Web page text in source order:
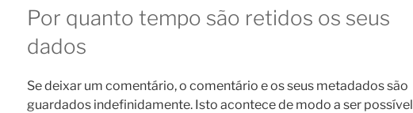
Por quanto tempo são retidos os seus
dados
Se deixar um comentário, o comentário e os seus metadados são
guardados indefinidamente. Isto acontece de modo a ser possível